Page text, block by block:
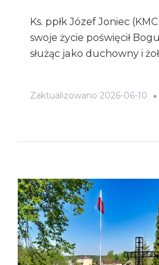
Ks. ppłk Józef Joniec
swoje życie poświęcił
służąc jako duchowny i
Zaktualizowano 2026-06-10